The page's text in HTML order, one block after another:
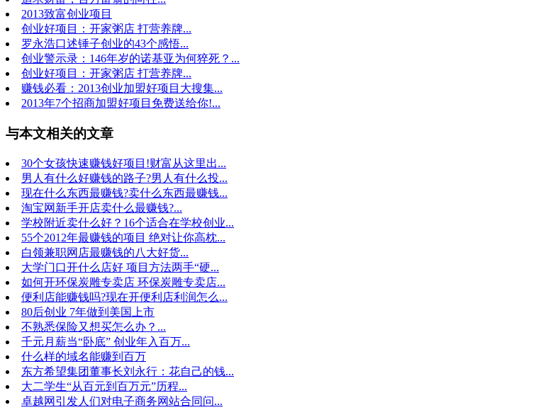
2013致富创业项目
创业好项目：开家粥店 打营养牌...
罗永浩口述锤子创业的43个感悟...
创业警示录：146年岁的诺基亚为何猝死？...
创业好项目：开家粥店 打营养牌...
赚钱必看：2013创业加盟好项目大搜集...
2013年7个招商加盟好项目免费送给你!...
与本文相关的文章
30个女孩快速赚钱好项目!财富从这里出...
男人有什么好赚钱的路子?男人有什么投...
现在什么东西最赚钱?卖什么东西最赚钱...
淘宝网新手开店卖什么最赚钱?...
学校附近卖什么好？16个适合在学校创业...
55个2012年最赚钱的项目 绝对让你高枕...
白领兼职网店最赚钱的八大好货...
大学门口开什么店好 项目方法两手“硬...
如何开环保炭雕专卖店 环保炭雕专卖店...
便利店能赚钱吗?现在开便利店利润怎么...
80后创业 7年做到美国上市
不熟悉保险又想买怎么办？...
千元月薪当“卧底” 创业年入百万...
什么样的域名能赚到百万
东方希望集团董事长刘永行：花自己的钱...
大二学生“从百元到百万元”历程...
卓越网引发人们对电子商务网站合同问...